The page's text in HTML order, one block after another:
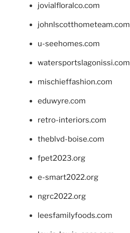
jovialfloralco.com
johnlscotthometeam.com
u-seehomes.com
watersportslagonissi.com
mischieffashion.com
eduwyre.com
retro-interiors.com
theblvd-boise.com
fpet2023.org
e-smart2022.org
ngrc2022.org
leesfamilyfoods.com